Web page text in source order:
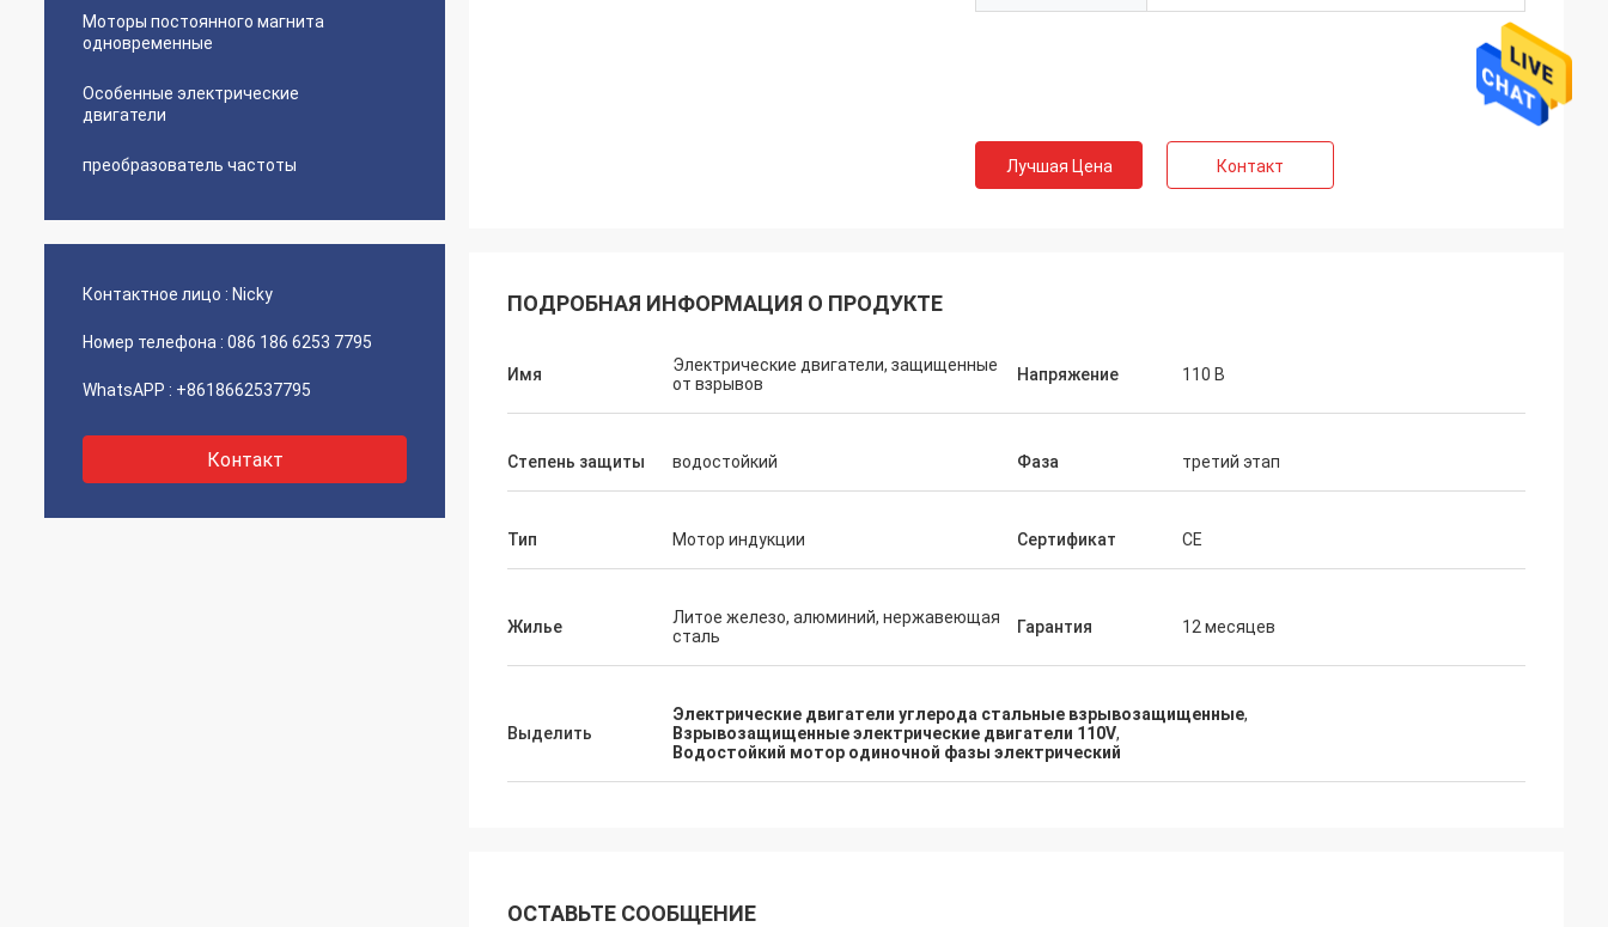
Моторы постоянного магнита
одновременные
Особенные электрические
двигатели
преобразователь частоты
Контактное лицо : Nicky
Номер телефона : 086 186 6253 7795
WhatsAPP : +8618662537795
Контакт
Лучшая Цена Контакт
ПОДРОБНАЯ ИНФОРМАЦИЯ О ПРОДУКТЕ
Имя
Электрические двигатели, защищенные
от взрывов
Напряжение 110 В
Степень защиты водостойкий Фаза третий этап
Тип Мотор индукции Сертификат CE
Жилье
Литое железо, алюминий, нержавеющая
сталь
Гарантия 12 месяцев
Выделить
Электрические двигатели углерода стальные взрывозащищенные,
Взрывозащищенные электрические двигатели 110V,
Водостойкий мотор одиночной фазы электрический
ОСТАВЬТЕ СООБЩЕНИЕ